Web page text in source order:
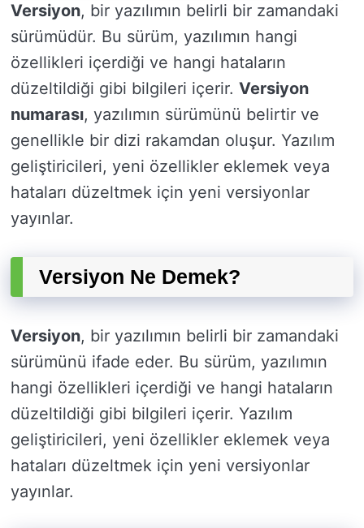
Versiyon, bir yazılımın belirli bir zamandaki
sürümüdür. Bu sürüm, yazılımın hangi
özellikleri içerdiği ve hangi hataların
düzeltildiği gibi bilgileri içerir. Versiyon
numarası, yazılımın sürümünü belirtir ve
genellikle bir dizi rakamdan oluşur. Yazılım
geliştiricileri, yeni özellikler eklemek veya
hataları düzeltmek için yeni versiyonlar
yayınlar.
Versiyon Ne Demek?
Versiyon, bir yazılımın belirli bir zamandaki
sürümünü ifade eder. Bu sürüm, yazılımın
hangi özellikleri içerdiği ve hangi hataların
düzeltildiği gibi bilgileri içerir. Yazılım
geliştiricileri, yeni özellikler eklemek veya
hataları düzeltmek için yeni versiyonlar
yayınlar.